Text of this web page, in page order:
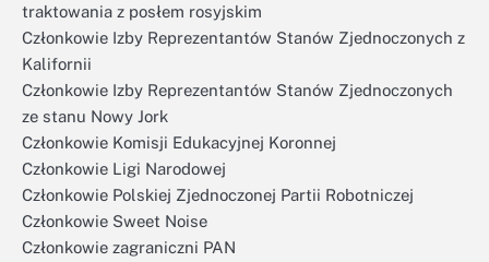
traktowania z posłem rosyjskim
Członkowie Izby Reprezentantów Stanów Zjednoczonych z
Kalifornii
Członkowie Izby Reprezentantów Stanów Zjednoczonych
ze stanu Nowy Jork
Członkowie Komisji Edukacyjnej Koronnej
Członkowie Ligi Narodowej
Członkowie Polskiej Zjednoczonej Partii Robotniczej
Członkowie Sweet Noise
Członkowie zagraniczni PAN